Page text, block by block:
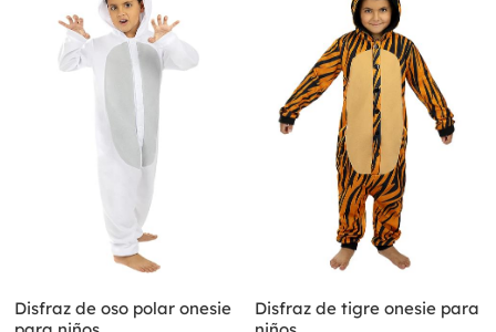
Disfraz de oso polar onesie
Disfraz de tigre onesie para